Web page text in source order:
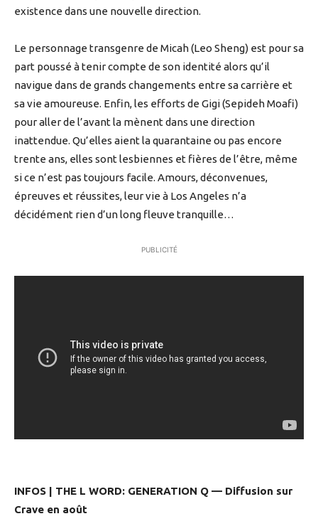
existence dans une nouvelle direction.
Le personnage transgenre de Micah (Leo Sheng) est pour sa
part poussé à tenir compte de son identité alors qu’il
navigue dans de grands changements entre sa carrière et
sa vie amoureuse. Enfin, les efforts de Gigi (Sepideh Moafi)
pour aller de l’avant la mènent dans une direction
inattendue. Qu’elles aient la quarantaine ou pas encore
trente ans, elles sont lesbiennes et fières de l’être, même
si ce n’est pas toujours facile. Amours, déconvenues,
épreuves et réussites, leur vie à Los Angeles n’a
décidément rien d’un long fleuve tranquille…
PUBLICITÉ
INFOS | THE L WORD: GENERATION Q — Diffusion sur
Crave en août